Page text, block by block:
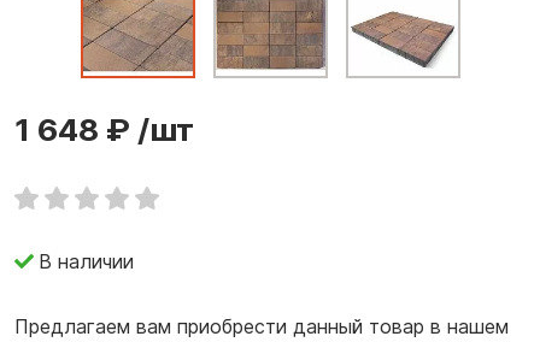
1 648 ₽ /шт
В наличии
Предлагаем вам приобрести данный товар в нашем